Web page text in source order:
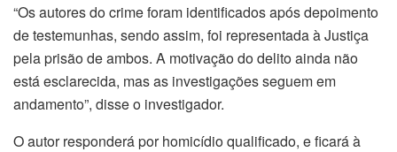
“Os autores do crime foram identificados após depoimento
de testemunhas, sendo assim, foi representada à Justiça
pela prisão de ambos. A motivação do delito ainda não
está esclarecida, mas as investigações seguem em
andamento”, disse o investigador.
O autor responderá por homicídio qualificado, e ficará à